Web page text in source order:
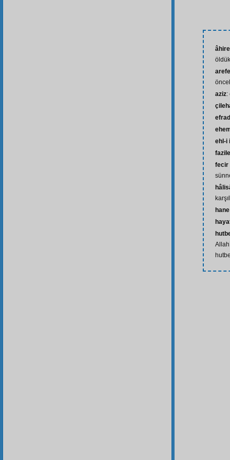
arefe
aziz:
efrad
ehl-i
fecir
hane